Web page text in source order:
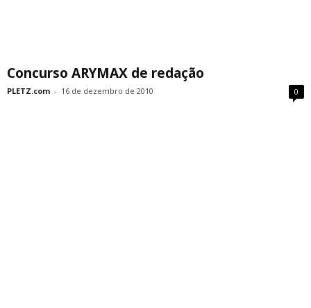
Concurso ARYMAX de redação
PLETZ.com - 16 de dezembro de 2010 0